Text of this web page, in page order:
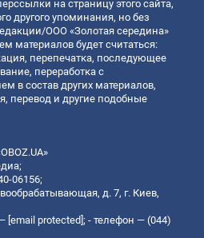
на страницу этого сайта,
другого упоминания, но без
ООО «Золотая середина»
материалов будет считаться:
перепечатка, последующее
переработка с
в состав других материалов,
перевод и другие подобные
06156;
д. 7, г. Киев,
[email protected]; - телефон — (044)